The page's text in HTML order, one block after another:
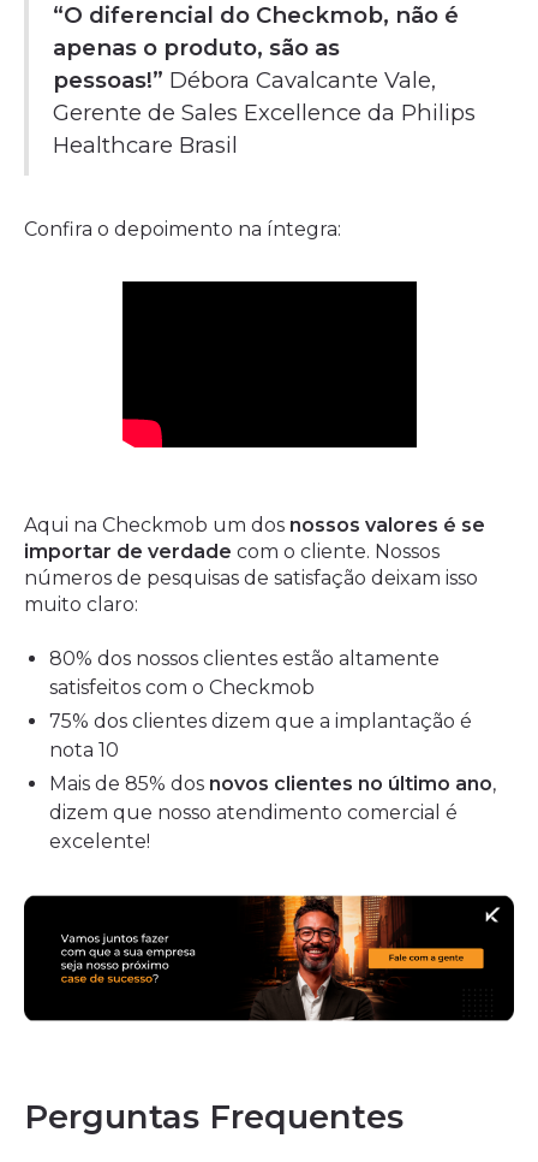
“O diferencial do Checkmob, não é
apenas o produto, são as
pessoas!” Débora Cavalcante Vale,
Gerente de Sales Excellence da Philips
Healthcare Brasil
Confira o depoimento na íntegra:
Aqui na Checkmob um dos nossos valores é se
importar de verdade com o cliente. Nossos
números de pesquisas de satisfação deixam isso
muito claro:
80% dos nossos clientes estão altamente
satisfeitos com o Checkmob
75% dos clientes dizem que a implantação é
nota 10
Mais de 85% dos novos clientes no último ano,
dizem que nosso atendimento comercial é
excelente!
Perguntas Frequentes